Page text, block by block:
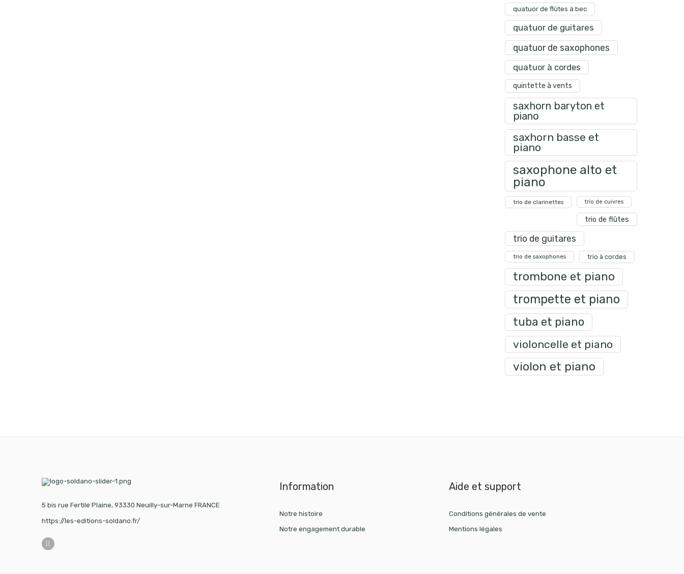
quatuor de flûtes à bec
quatuor de guitares
quatuor de saxophones
quatuor à cordes
quintette à vents
saxhorn baryton et
piano
saxhorn basse et
piano
saxophone alto et
piano
trio de clarinettes trio de cuivres
trio de flûtes
trio de guitares
trio de saxophones trio à cordes
trombone et piano
trompette et piano
tuba et piano
violoncelle et piano
violon et piano
5 bis rue Fertile Plaine, 93330 Neuilly-sur-Marne FRANCE
https://les-editions-soldano.fr/
Information
Notre histoire
Notre engagement durable
Aide et support
Conditions générales de vente
Mentions légales